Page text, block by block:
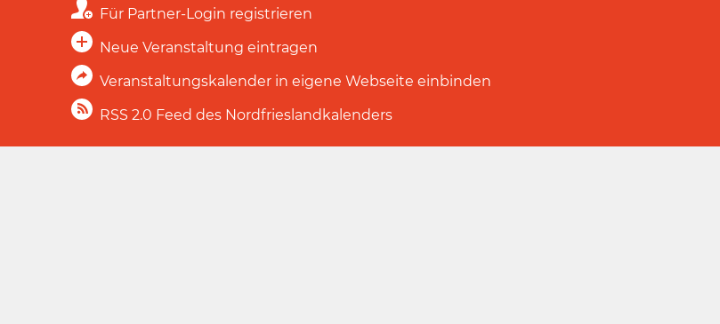
Für Partner-Login registrieren
Neue Veranstaltung eintragen
Veranstaltungskalender in eigene Webseite einbinden
RSS 2.0 Feed des Nordfrieslandkalenders